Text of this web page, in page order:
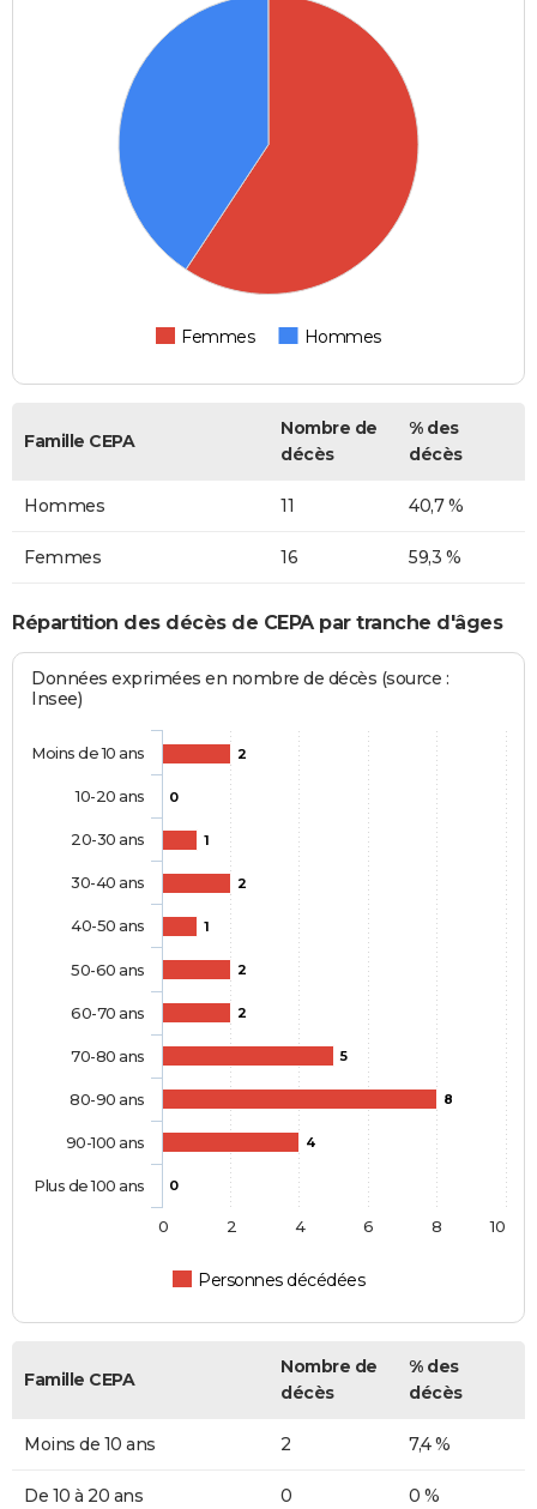
Femmes Hommes
Famille CEPA
Nombre de
décès
% des
décès
Hommes 11 40,7 %
Femmes 16 59,3 %
Répartition des décès de CEPA par tranche d'âges
Données exprimées en nombre de décès (source :
Insee)
2
0
1
2
1
2
2
5
8
4
0
Personnes décédées
Moins de 10 ans
10-20 ans
20-30 ans
30-40 ans
40-50 ans
50-60 ans
60-70 ans
70-80 ans
80-90 ans
90-100 ans
Plus de 100 ans
0 2 4 6 8 10
Famille CEPA
Nombre de
décès
% des
décès
Moins de 10 ans 2 7,4 %
De 10 à 20 ans 0 0 %